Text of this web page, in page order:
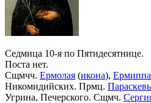
Седмица 10-я по Пятидесятнице.
Поста нет.
Сщмчч. Ермолая (икона), Ермиппа
Никомидийских. Прмц.
Угрина, Печерского. Сщмч.